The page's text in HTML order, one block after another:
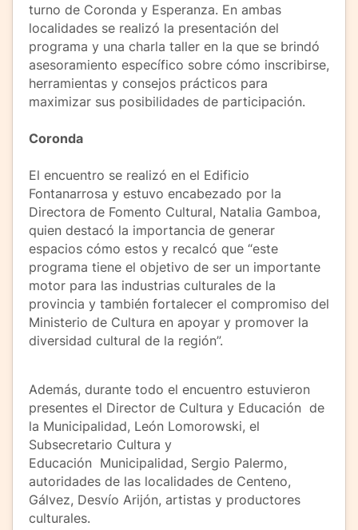
turno de Coronda y Esperanza. En ambas
localidades se realizó la presentación del
programa y una charla taller en la que se brindó
asesoramiento específico sobre cómo inscribirse,
herramientas y consejos prácticos para
maximizar sus posibilidades de participación.
Coronda
El encuentro se realizó en el Edificio
Fontanarrosa y estuvo encabezado por la
Directora de Fomento Cultural, Natalia Gamboa,
quien destacó la importancia de generar
espacios cómo estos y recalcó que “este
programa tiene el objetivo de ser un importante
motor para las industrias culturales de la
provincia y también fortalecer el compromiso del
Ministerio de Cultura en apoyar y promover la
diversidad cultural de la región”.
Además, durante todo el encuentro estuvieron
presentes el Director de Cultura y Educación de
la Municipalidad, León Lomorowski, el
Subsecretario Cultura y
Educación Municipalidad, Sergio Palermo,
autoridades de las localidades de Centeno,
Gálvez, Desvío Arijón, artistas y productores
culturales.